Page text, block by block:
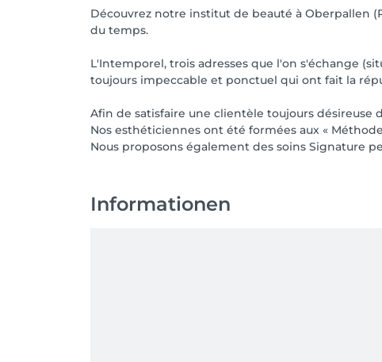
Découvrez notre institut de beauté à Oberpallen
du temps.
L'Intemporel, trois adresses que l'on s'échange
toujours impeccable et ponctuel qui ont fait la
Afin de satisfaire une clientèle toujours désireuse
Nos esthéticiennes ont été formées aux «
Nous proposons également des soins Signature
Informationen